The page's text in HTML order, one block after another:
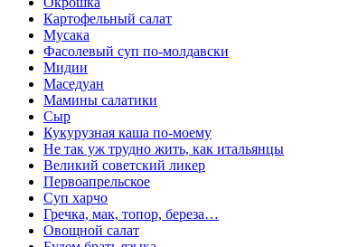
Картофельный салат
Мусака
Фасолевый суп по-молдавски
Мидии
Маседуан
Мамины салатики
Сыр
Кукурузная каша по-моему
Не так уж трудно жить, как итальянцы
Великий советский ликер
Первоапрельское
Суп харчо
Гречка, мак, топор, береза…
Овощной салат